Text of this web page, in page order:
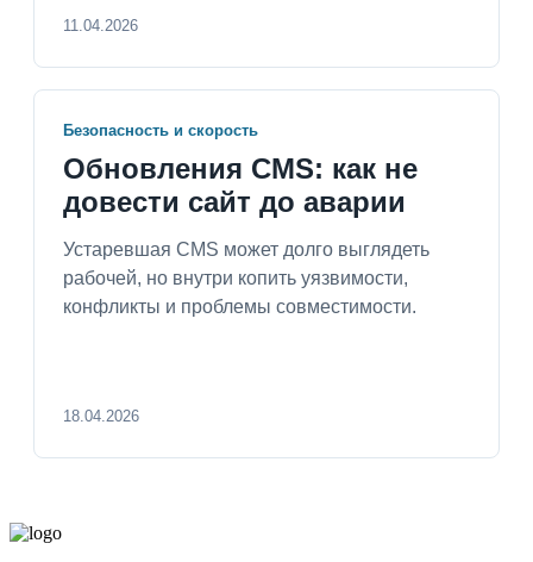
11.04.2026
Безопасность и скорость
Обновления CMS: как не
довести сайт до аварии
Устаревшая CMS может долго выглядеть
рабочей, но внутри копить уязвимости,
конфликты и проблемы совместимости.
18.04.2026